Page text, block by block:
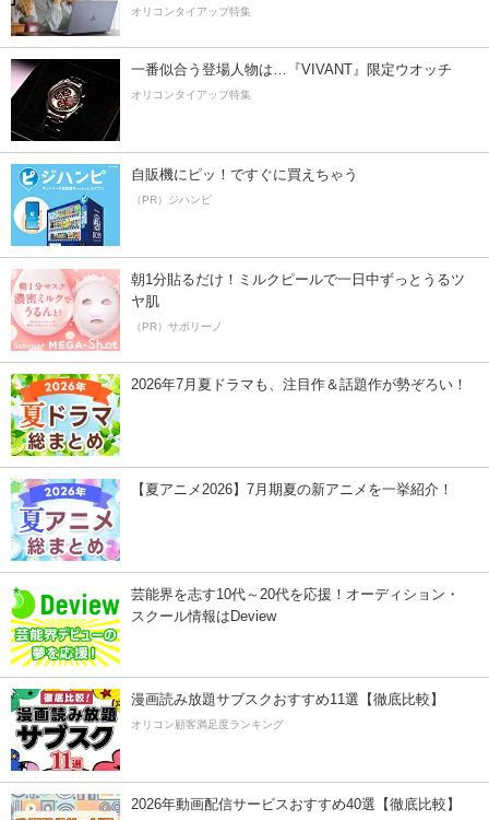
オリコンタイアップ特集
一番似合う登場人物は…『VIVANT』限定ウオッチ
オリコンタイアップ特集
自販機にピッ！ですぐに買えちゃう
（PR）ジハンピ
朝1分貼るだけ！ミルクピールで一日中ずっとうるツ
ヤ肌
（PR）サボリーノ
2026年7月夏ドラマも、注目作＆話題作が勢ぞろい！
【夏アニメ2026】7月期夏の新アニメを一挙紹介！
芸能界を志す10代～20代を応援！オーディション・
スクール情報はDeview
漫画読み放題サブスクおすすめ11選【徹底比較】
オリコン顧客満足度ランキング
2026年動画配信サービスおすすめ40選【徹底比較】